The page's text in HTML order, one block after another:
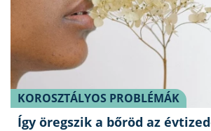
KOROSZTÁLYOS PROBLÉMÁK
Így öregszik a bőröd az